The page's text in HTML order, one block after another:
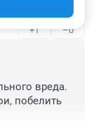
вода
слесарь
по
год
дело
отвечайте
горячей
+1 –0
вреда.
побелить